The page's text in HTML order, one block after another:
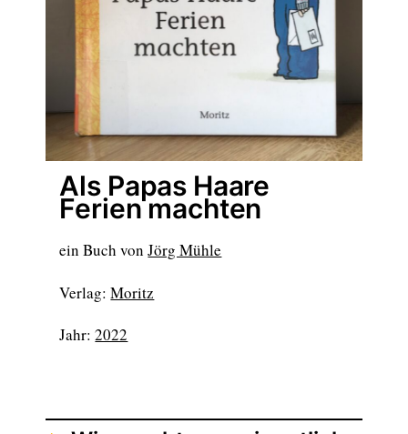
Als Papas Haare
Ferien machten
ein Buch vonJörg Mühle
Verlag:Moritz
Jahr:2022